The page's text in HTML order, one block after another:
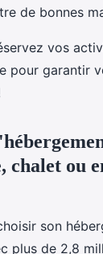
de bonnes
vos
pour garantir
chalet ou
son
plus de 2,8